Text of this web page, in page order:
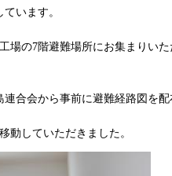
います。
場の7階避難場所にお集まりいた
合会から事前に避難経路図を配
動していただきました。